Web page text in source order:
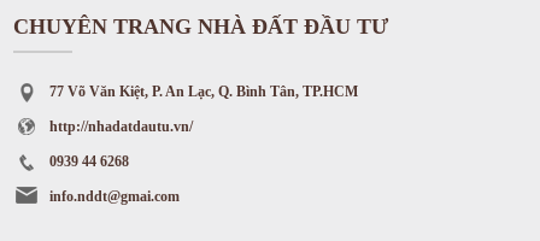
CHUYÊN TRANG NHÀ ĐẤT ĐẦU TƯ
77 Võ Văn Kiệt, P. An Lạc, Q. Bình Tân, TP.HCM
http://nhadatdautu.vn/
0939 44 6268
info.nddt@gmai.com